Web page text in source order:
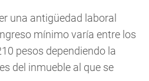
una antigüedad laboral
mínimo varía entre los
pesos dependiendo la
del inmueble al que se